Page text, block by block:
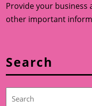
Provide your business
other important
Search
Search
for: